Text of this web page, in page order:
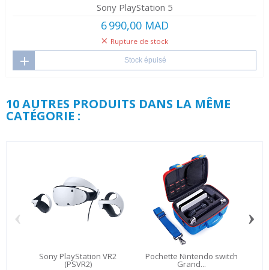
Sony PlayStation 5
6 990,00 MAD
Rupture de stock
Stock épuisé
10 AUTRES PRODUITS DANS LA MÊME
CATÉGORIE :
Sony PlayStation VR2
(PSVR2)
Pochette Nintendo switch
Grand...
‹ ›